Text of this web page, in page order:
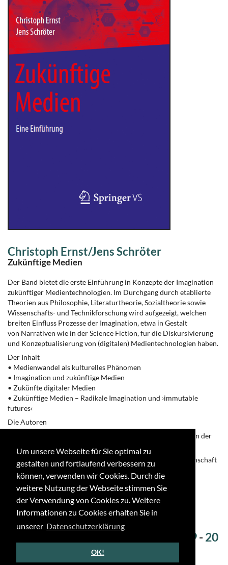
Um unsere Webseite für Sie optimal zu
gestalten und fortlaufend verbessern zu
können, verwenden wir Cookies. Durch die
weitere Nutzung der Webseite stimmen Sie
der Verwendung von Cookies zu. Weitere
Informationen zu Cookies erhalten Sie in
unserer Datenschutzerklärung
OK!
Christoph Ernst/Jens Schröter
Zukünftige Medien
Der Band bietet die erste Einführung in Konzepte der Imagination
zukünftiger Medientechnologien. Im Durchgang durch etablierte
Theorien aus Philosophie, Literaturtheorie, Sozialtheorie sowie
Wissenschafts- und Technikforschung wird aufgezeigt, welchen
breiten Einfluss Prozesse der Imagination, etwa in Gestalt
von Narrativen wie in der Science Fiction, für die Diskursivierung
und Konzeptualisierung von (digitalen) Medientechnologien haben.
Der Inhalt
• Medienwandel als kulturelles Phänomen
• Imagination und zukünftige Medien
• Zukünfte digitaler Medien
• Zukünftige Medien – Radikale Imagination und ›immutable
futures‹
Die Autoren
PD Dr. Christoph Ernst ist Wissenschaftlicher Mitarbeiter an der
Prof. Dr. Jens Schröter ist Professor für Medienkulturwissenschaft
an der
Universität Bonn.
19-20
-21